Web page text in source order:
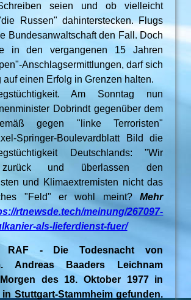
seien und ob vielleicht
Russen" dahinterstecken. Flugs
Bundesanwaltschaft den Fall. Doch
in den vergangenen 15 Jahren
Anschlagsermittlungen, darf sich
auf einen Erfolg in Grenzen halten.
Am Sonntag nun
Dobrindt gegenüber dem
gegen "linke Terroristen"
Springer-Boulevardblatt Bild die
Deutschlands: "Wir
und überlassen den
und Klimaextremisten nicht das
"Feld" er wohl meint?Mehr
rtnewsde.tech/meinung/267097-
als-lieferdienst-fuer/
RAF - Die Todesnacht von
Andreas Baaders Leichnam
des 18. Oktober 1977 in
in Stuttgart-Stammheim gefunden.